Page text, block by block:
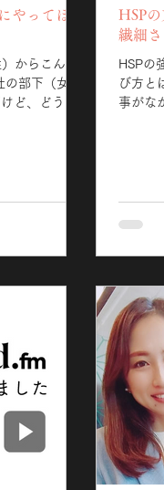
やってほし
からこんな
部下（女
ど、どう対
HSP
繊細
HSPの
び方と
事がな